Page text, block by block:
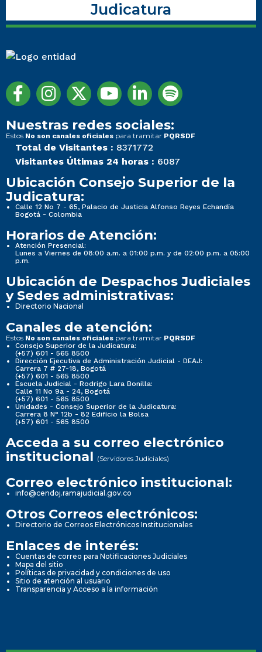
Judicatura
Nuestras redes sociales:
Estos No son canales oficiales para tramitar PQRSDF
Total de Visitantes : 8371772
Visitantes Últimas 24 horas : 6087
Ubicación Consejo Superior de la
Judicatura:
Calle 12 No 7 - 65, Palacio de Justicia Alfonso Reyes Echandía
Bogotá - Colombia
Horarios de Atención:
Atención Presencial:
Lunes a Viernes de 08:00 a.m. a 01:00 p.m. y de 02:00 p.m. a 05:00
p.m.
Ubicación de Despachos Judiciales
y Sedes administrativas:
Directorio Nacional
Canales de atención:
Estos No son canales oficiales para tramitar PQRSDF
Consejo Superior de la Judicatura:
(+57) 601 - 565 8500
Dirección Ejecutiva de Administración Judicial - DEAJ:
Carrera 7 # 27-18, Bogotá
(+57) 601 - 565 8500
Escuela Judicial - Rodrigo Lara Bonilla:
Calle 11 No 9a - 24, Bogotá
(+57) 601 - 565 8500
Unidades - Consejo Superior de la Judicatura:
Carrera 8 N° 12b - 82 Edificio la Bolsa
(+57) 601 - 565 8500
Acceda a su correo electrónico
institucional (Servidores Judiciales)
Correo electrónico institucional:
info@cendoj.ramajudicial.gov.co
Otros Correos electrónicos:
Directorio de Correos Electrónicos Institucionales
Enlaces de interés:
Cuentas de correo para Notificaciones Judiciales
Mapa del sitio
Políticas de privacidad y condiciones de uso
Sitio de atención al usuario
Transparencia y Acceso a la información